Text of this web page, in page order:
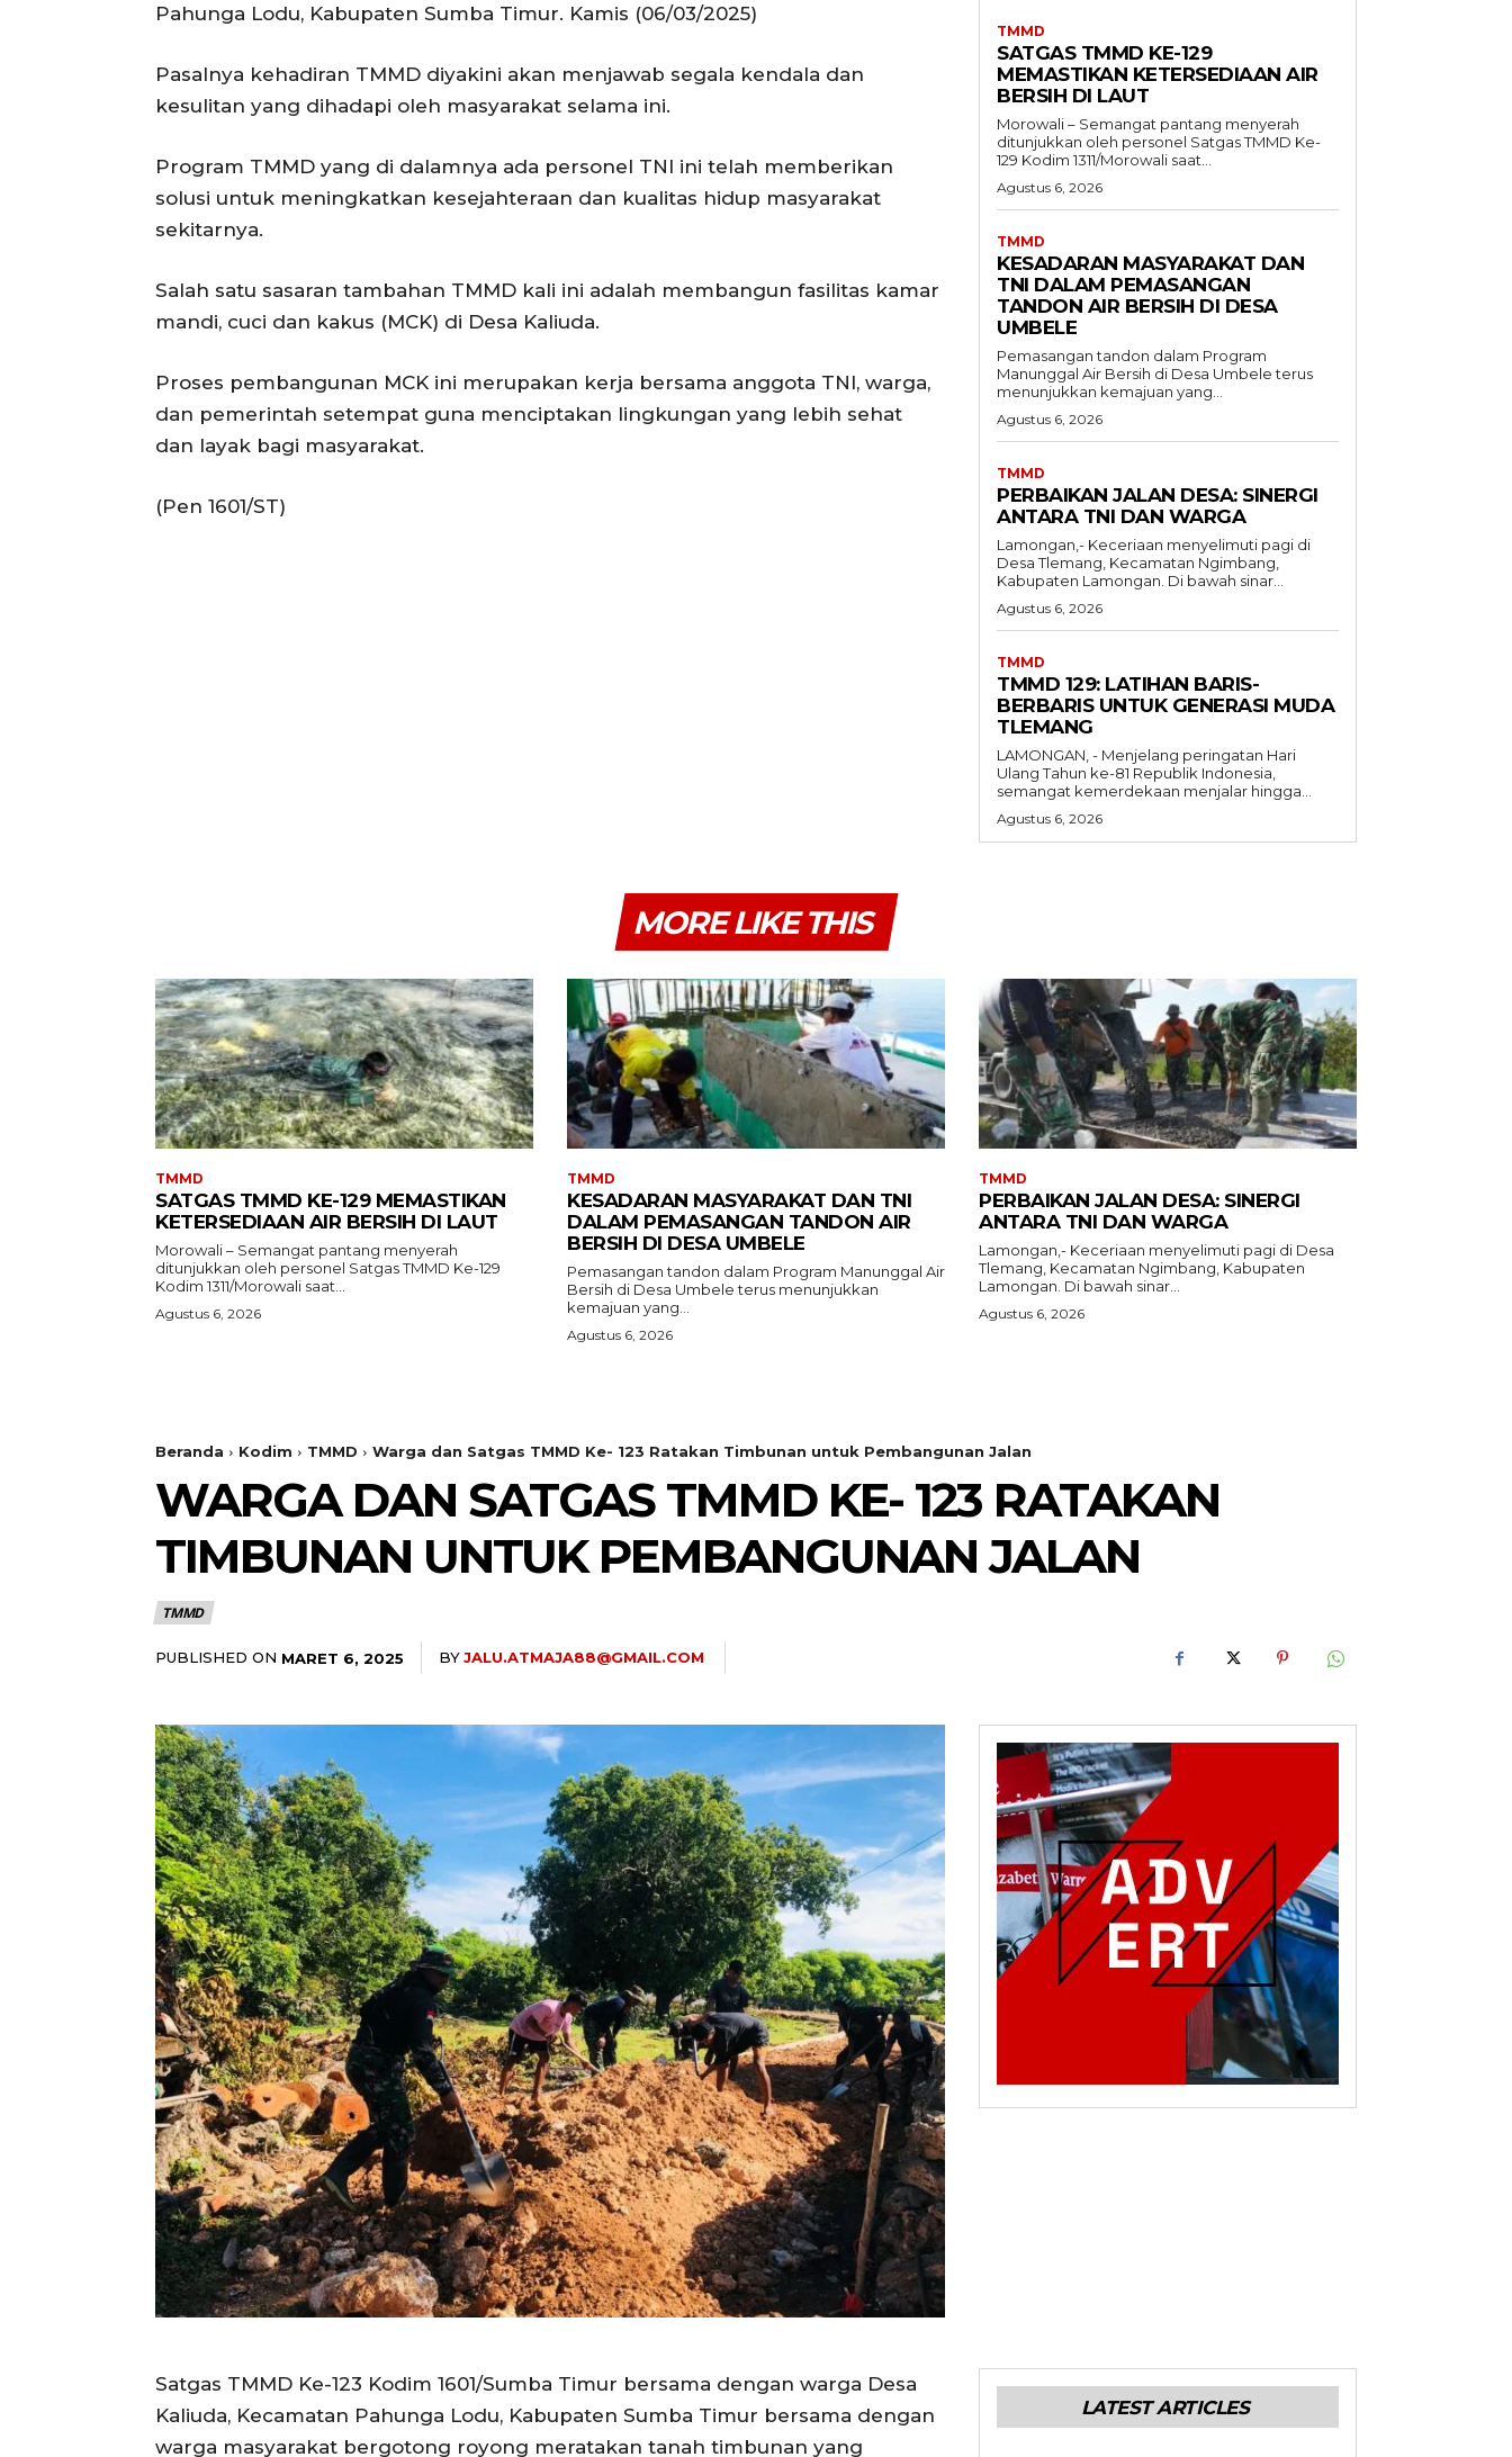
Pahunga Lodu, Kabupaten Sumba Timur. Kamis (06/03/2025)
Pasalnya kehadiran TMMD diyakini akan menjawab segala kendala dan
kesulitan yang dihadapi oleh masyarakat selama ini.
Program TMMD yang di dalamnya ada personel TNI ini telah memberikan
solusi untuk meningkatkan kesejahteraan dan kualitas hidup masyarakat
sekitarnya.
Salah satu sasaran tambahan TMMD kali ini adalah membangun fasilitas kamar
mandi, cuci dan kakus (MCK) di Desa Kaliuda.
Proses pembangunan MCK ini merupakan kerja bersama anggota TNI, warga,
dan pemerintah setempat guna menciptakan lingkungan yang lebih sehat
dan layak bagi masyarakat.
(Pen 1601/ST)
TMMD
SATGAS TMMD KE-129
MEMASTIKAN KETERSEDIAAN AIR
BERSIH DI LAUT
Morowali – Semangat pantang menyerah
ditunjukkan oleh personel Satgas TMMD Ke-
129 Kodim 1311/Morowali saat...
Agustus 6, 2026
TMMD
KESADARAN MASYARAKAT DAN
TNI DALAM PEMASANGAN
TANDON AIR BERSIH DI DESA
UMBELE
Pemasangan tandon dalam Program
Manunggal Air Bersih di Desa Umbele terus
menunjukkan kemajuan yang...
Agustus 6, 2026
TMMD
PERBAIKAN JALAN DESA: SINERGI
ANTARA TNI DAN WARGA
Lamongan,- Keceriaan menyelimuti pagi di
Desa Tlemang, Kecamatan Ngimbang,
Kabupaten Lamongan. Di bawah sinar...
Agustus 6, 2026
TMMD
TMMD 129: LATIHAN BARIS-
BERBARIS UNTUK GENERASI MUDA
TLEMANG
LAMONGAN, - Menjelang peringatan Hari
Ulang Tahun ke-81 Republik Indonesia,
semangat kemerdekaan menjalar hingga...
Agustus 6, 2026
MORE LIKE THIS
TMMD
SATGAS TMMD KE-129 MEMASTIKAN
KETERSEDIAAN AIR BERSIH DI LAUT
Morowali – Semangat pantang menyerah
ditunjukkan oleh personel Satgas TMMD Ke-129
Kodim 1311/Morowali saat...
Agustus 6, 2026
TMMD
KESADARAN MASYARAKAT DAN TNI
DALAM PEMASANGAN TANDON AIR
BERSIH DI DESA UMBELE
Pemasangan tandon dalam Program Manunggal Air
Bersih di Desa Umbele terus menunjukkan
kemajuan yang...
Agustus 6, 2026
TMMD
PERBAIKAN JALAN DESA: SINERGI
ANTARA TNI DAN WARGA
Lamongan,- Keceriaan menyelimuti pagi di Desa
Tlemang, Kecamatan Ngimbang, Kabupaten
Lamongan. Di bawah sinar...
Agustus 6, 2026